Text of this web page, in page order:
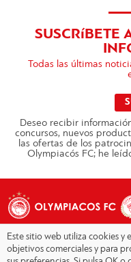
SUSCRíBETE
Todas las últimas
Deseo recibir
concursos, nuevos
las ofertas de los
Olympiacós FC; he
Este sitio web utiliza cookies y
objetivos comerciales y para